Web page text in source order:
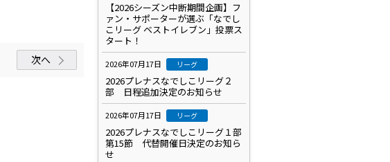
次へ
【2026シーズン中断期間企画】フ
ァン・サポーターが選ぶ「なでし
こリーグ ベストイレブン」投票ス
タート！
2026年07月17日 リーグ
2026プレナスなでしこリーグ２
部 日程追加決定のお知らせ
2026年07月17日 リーグ
2026プレナスなでしこリーグ１部
第15節 代替開催日決定のお知ら
せ